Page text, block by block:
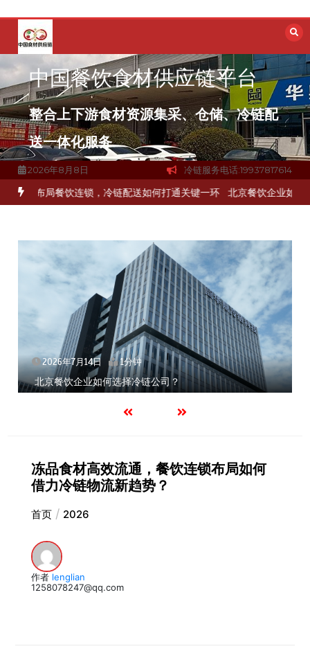
容
中国餐饮食材供应链平台
整合上下游食材资源集采、仓储、冷链配
送一体化服务
2026年8月8日 冷链服务电话:19937817614
通难题？ 杭州中央厨房布局餐饮连锁，冷链配送如何打通关键一环
2026年7月14日 1分钟
北京餐饮企业如何选择冷链公司？
冻品食材高效流通，餐饮连锁布局如何
借力冷链物流新趋势？
首页 2026
作者 lenglian
1258078247@qq.com